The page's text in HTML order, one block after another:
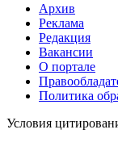
Архив
Реклама
Редакция
Вакансии
О портале
Политика
Условия